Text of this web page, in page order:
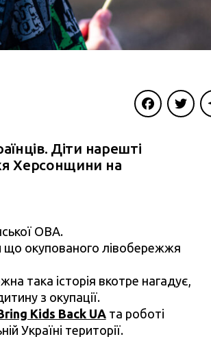
Діти нарешті
Херсонщини на
ОВА.
що окупованого лівобережжя
така історія вкотре нагадує,
з окупації.
Kids Back UAта роботі
Україні території.